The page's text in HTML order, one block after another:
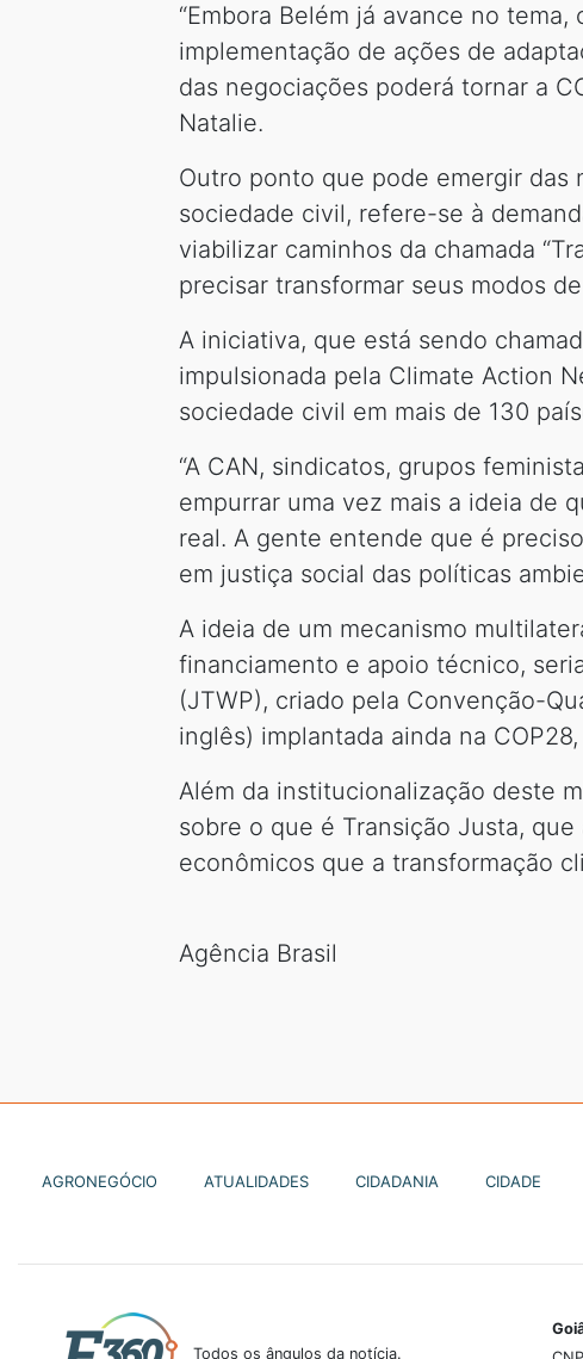
“Embora Belém já avance no
implementação de ações de
das negociações poderá tornar a
Natalie.
Outro ponto que pode emergir das
sociedade civil, refere-se à
viabilizar caminhos da chamada
precisar transformar seus modos
A iniciativa, que está sendo
impulsionada pela Climate Action
sociedade civil em mais de 130
“A CAN, sindicatos, grupos
empurrar uma vez mais a ideia de
real. A gente entende que é
em justiça social das políticas
A ideia de um mecanismo
financiamento e apoio técnico,
(JTWP), criado pela Convenção-
inglês) implantada ainda na
Além da institucionalização deste
sobre o que é Transição Justa,
econômicos que a transformação
Agência Brasil
AGRONEGÓCIO ATUALIDADES CIDADANIA CIDADE
Todos os ângulos da notícia.